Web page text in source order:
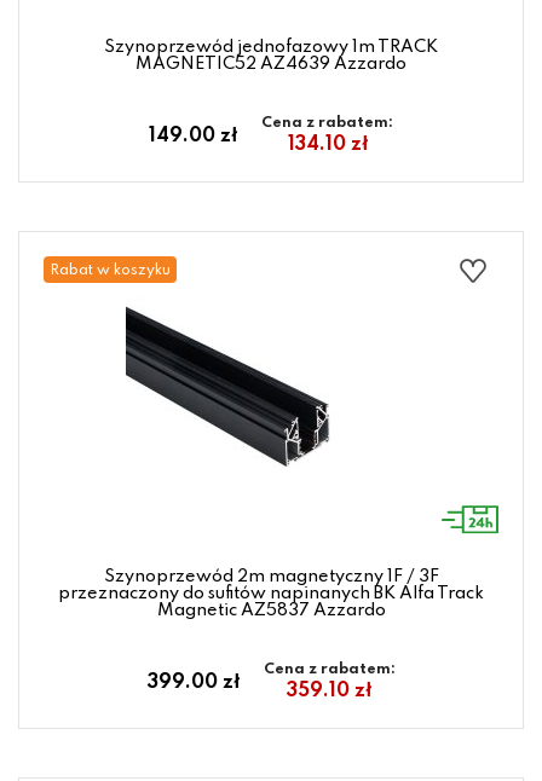
Szynoprzewód jednofazowy 1m TRACK
MAGNETIC52 AZ4639 Azzardo
149.00 zł
Cena z rabatem:
134.10 zł
Rabat w koszyku
Szynoprzewód 2m magnetyczny 1F / 3F
przeznaczony do sufitów napinanych BK Alfa Track
Magnetic AZ5837 Azzardo
399.00 zł
Cena z rabatem:
359.10 zł